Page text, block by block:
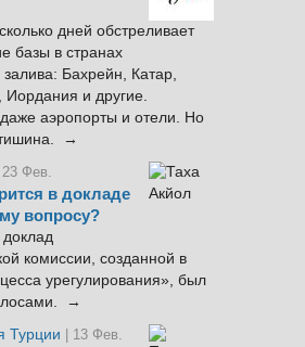
дней обстреливает
базы в странах
залива: Бахрейн, Катар,
Иордания и другие.
аэропорты и отели. Но
→
23 Фев.
в докладе
вопросу?
комиссии, созданной в
урегулирования», был
→
Турции
| 13 Фев.